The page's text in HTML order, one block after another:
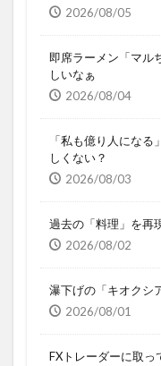
2026/08/05
即席ラーメン「マル
しいなぁ
2026/08/04
「私も億り人にな
しくない？
2026/08/03
過去の「料理」を再
2026/08/02
瀑下げの「キオクシ
2026/08/01
FXトレーダーに取っ